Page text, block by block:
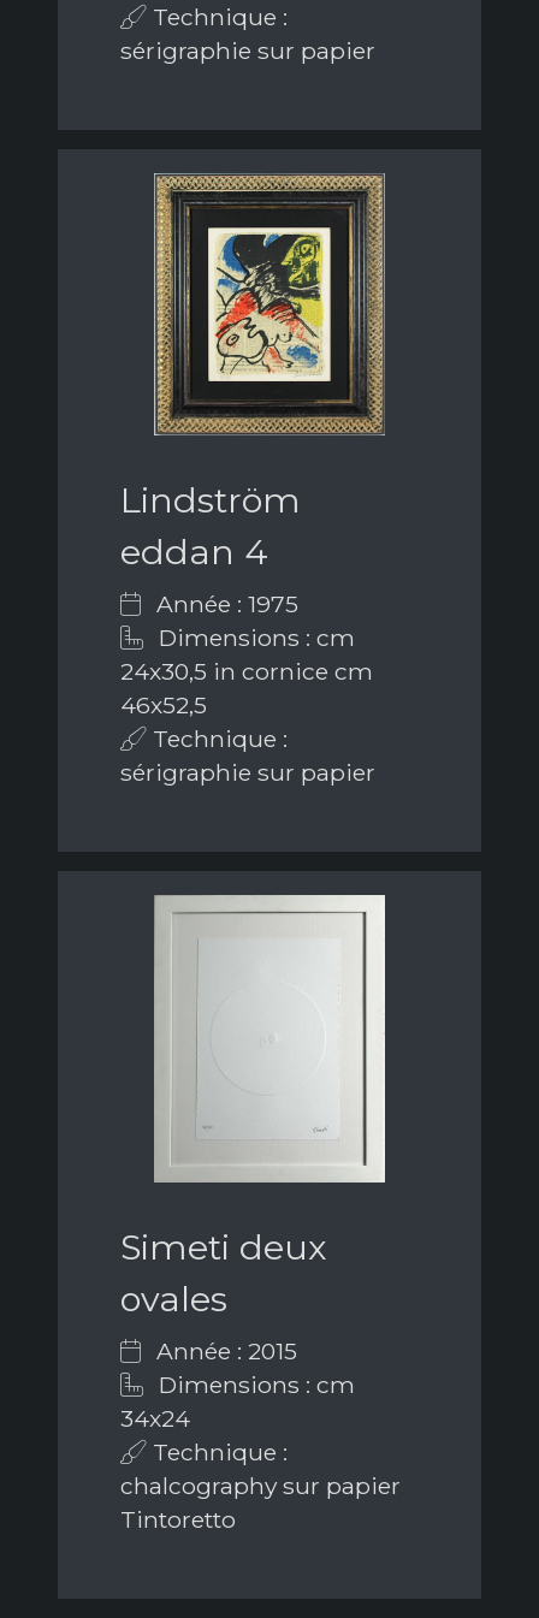
Technique :
sérigraphie sur papier
Lindström
eddan 4
Année : 1975
Dimensions : cm
24x30,5 in cornice cm
46x52,5
Technique :
sérigraphie sur papier
Simeti deux
ovales
Année : 2015
Dimensions : cm
34x24
Technique :
chalcography sur papier
Tintoretto